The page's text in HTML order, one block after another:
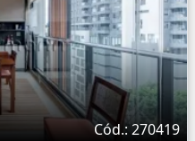
Cód.: 270419